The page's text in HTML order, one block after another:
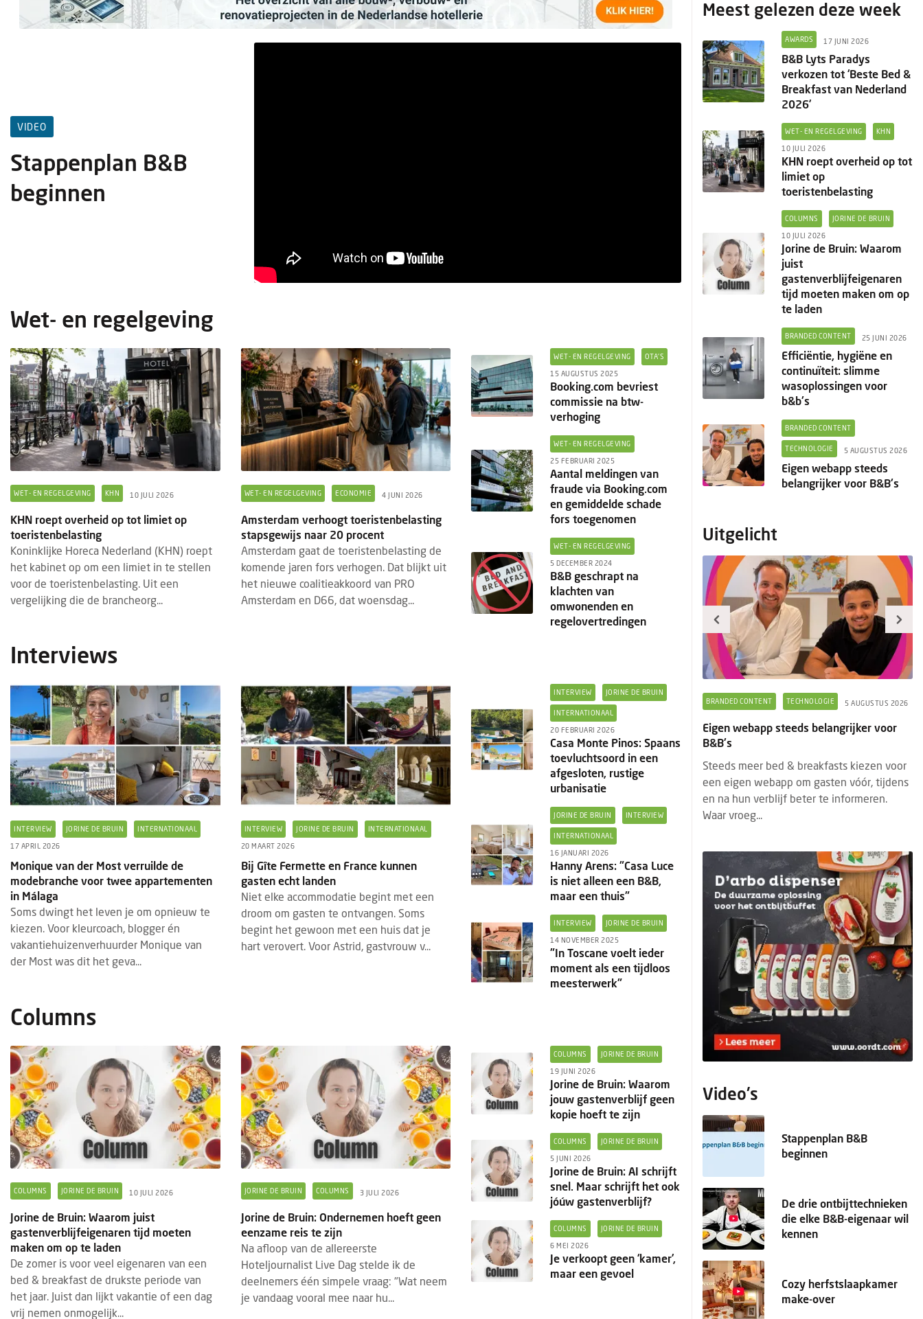
VIDEO
Stappenplan B&B
beginnen
Wet- en regelgeving
WET- EN REGELGEVING KHN 10 JULI 2026
KHN roept overheid op tot limiet op
toeristenbelasting
Koninklijke Horeca Nederland (KHN) roept
het kabinet op om een limiet in te stellen
voor de toeristenbelasting. Uit een
vergelijking die de brancheorg...
WET- EN REGELGEVING ECONOMIE 4 JUNI 2026
Amsterdam verhoogt toeristenbelasting
stapsgewijs naar 20 procent
Amsterdam gaat de toeristenbelasting de
komende jaren fors verhogen. Dat blijkt uit
het nieuwe coalitieakkoord van PRO
Amsterdam en D66, dat woensdag...
WET- EN REGELGEVING OTA'S
15 AUGUSTUS 2025
Booking.com bevriest
commissie na btw-
verhoging
WET- EN REGELGEVING
25 FEBRUARI 2025
Aantal meldingen van
fraude via Booking.com
en gemiddelde schade
fors toegenomen
WET- EN REGELGEVING
5 DECEMBER 2024
B&B geschrapt na
klachten van
omwonenden en
regelovertredingen
Interviews
INTERVIEW JORINE DE BRUIN INTERNATIONAAL
17 APRIL 2026
Monique van der Most verruilde de
modebranche voor twee appartementen
in Málaga
Soms dwingt het leven je om opnieuw te
kiezen. Voor kleurcoach, blogger én
vakantiehuizenverhuurder Monique van
der Most was dit het geva...
INTERVIEW JORINE DE BRUIN INTERNATIONAAL
20 MAART 2026
Bij Gîte Fermette en France kunnen
gasten echt landen
Niet elke accommodatie begint met een
droom om gasten te ontvangen. Soms
begint het gewoon met een huis dat je
hart verovert. Voor Astrid, gastvrouw v...
INTERVIEW JORINE DE BRUIN
INTERNATIONAAL
20 FEBRUARI 2026
Casa Monte Pinos: Spaans
toevluchtsoord in een
afgesloten, rustige
urbanisatie
JORINE DE BRUIN INTERVIEW
INTERNATIONAAL
16 JANUARI 2026
Hanny Arens: "Casa Luce
is niet alleen een B&B,
maar een thuis"
INTERVIEW JORINE DE BRUIN
14 NOVEMBER 2025
"In Toscane voelt ieder
moment als een tijdloos
meesterwerk"
Columns
COLUMNS JORINE DE BRUIN 10 JULI 2026
Jorine de Bruin: Waarom juist
gastenverblijfeigenaren tijd moeten
maken om op te laden
De zomer is voor veel eigenaren van een
bed & breakfast de drukste periode van
het jaar. Juist dan lijkt vakantie of een dag
vrij nemen onmogelijk...
JORINE DE BRUIN COLUMNS 3 JULI 2026
Jorine de Bruin: Ondernemen hoeft geen
eenzame reis te zijn
Na afloop van de allereerste
Hoteljournalist Live Dag stelde ik de
deelnemers één simpele vraag: "Wat neem
je vandaag vooral mee naar hu...
COLUMNS JORINE DE BRUIN
19 JUNI 2026
Jorine de Bruin: Waarom
jouw gastenverblijf geen
kopie hoeft te zijn
COLUMNS JORINE DE BRUIN
5 JUNI 2026
Jorine de Bruin: AI schrijft
snel. Maar schrijft het ook
jóúw gastenverblijf?
COLUMNS JORINE DE BRUIN
6 MEI 2026
Je verkoopt geen ‘kamer’,
maar een gevoel
Meest gelezen deze week
AWARDS 17 JUNI 2026
B&B Lyts Paradys
verkozen tot ‘Beste Bed &
Breakfast van Nederland
2026’
WET- EN REGELGEVING KHN
10 JULI 2026
KHN roept overheid op tot
limiet op
toeristenbelasting
COLUMNS JORINE DE BRUIN
10 JULI 2026
Jorine de Bruin: Waarom
juist
gastenverblijfeigenaren
tijd moeten maken om op
te laden
BRANDED CONTENT 25 JUNI 2026
Efficiëntie, hygiëne en
continuïteit: slimme
wasoplossingen voor
b&b's
BRANDED CONTENT
TECHNOLOGIE 5 AUGUSTUS 2026
Eigen webapp steeds
belangrijker voor B&B's
Uitgelicht
BRANDED CONTENT TECHNOLOGIE 5 AUGUSTUS 2026
Eigen webapp steeds belangrijker voor
B&B's
Steeds meer bed & breakfasts kiezen voor
een eigen webapp om gasten vóór, tijdens
en na hun verblijf beter te informeren.
BRANDED CONTENT TECHNOLOGIE 5 AUGUSTUS 2026
Eigen webapp steeds belangrijker voor
B&B's
Steeds meer bed & breakfasts kiezen voor
een eigen webapp om gasten vóór, tijdens
BRANDED CONTENT TECHNOLOGIE 5 AUGUSTUS 2026
Eigen webapp steeds belangrijker voor
B&B's
Steeds meer bed & breakfasts kiezen voor
een eigen webapp om gasten vóór, tijdens
en na hun verblijf beter te informeren.
Waar vroeg...
Video's
Stappenplan B&B
beginnen
De drie ontbijttechnieken
die elke B&B-eigenaar wil
kennen
Cozy herfstslaapkamer
make-over